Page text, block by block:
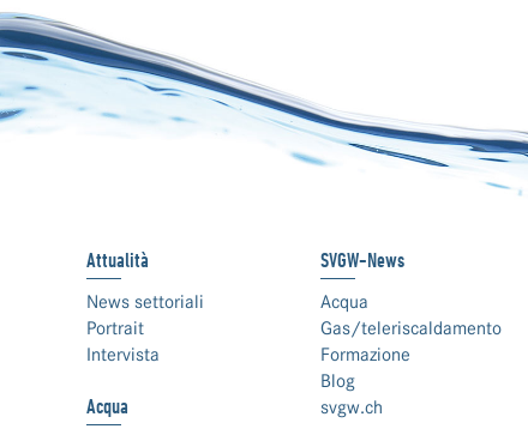
Attualità
News settoriali
Portrait
Intervista
Acqua
SVGW-News
Acqua
Gas/teleriscaldamento
Formazione
Blog
svgw.ch